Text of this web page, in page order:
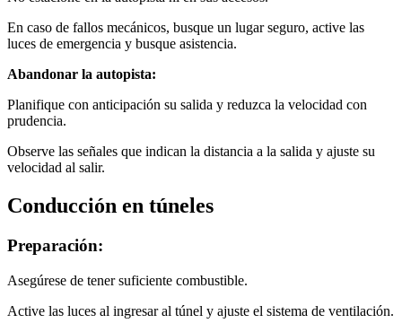
En caso de fallos mecánicos, busque un lugar seguro, active las
luces de emergencia y busque asistencia.
Abandonar la autopista:
Planifique con anticipación su salida y reduzca la velocidad con
prudencia.
Observe las señales que indican la distancia a la salida y ajuste su
velocidad al salir.
Conducción en túneles
Preparación:
Asegúrese de tener suficiente combustible.
Active las luces al ingresar al túnel y ajuste el sistema de ventilación.